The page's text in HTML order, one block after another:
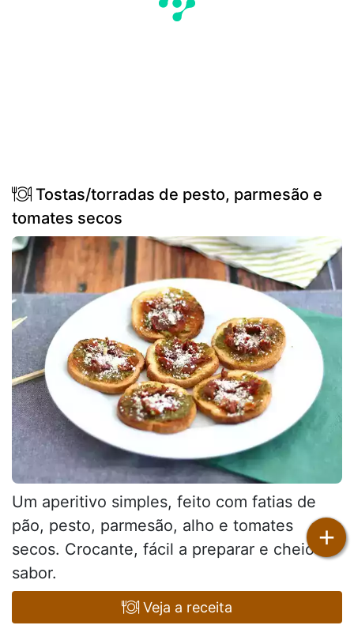
Tostas/torradas de pesto, parmesão e
tomates secos
Um aperitivo simples, feito com fatias de
pão, pesto, parmesão, alho e tomates
secos. Crocante, fácil a preparar e cheio de
sabor.
Veja a receita
+